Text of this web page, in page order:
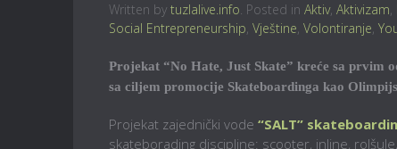
Written by tuzlalive.info. Posted in Aktiv, Aktivizam,
Social Entrepreneurship, Vještine, Volontiranje,
Projekat “No Hate, Just Skate” kreće sa prvim
sa ciljem promocije Skateboardinga kao
Projekat zajednički vode “SALT”
skateborading discipline: scooter, inline,